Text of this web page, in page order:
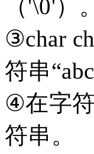
（'\0'）。
③char
符串
④在字
符串。